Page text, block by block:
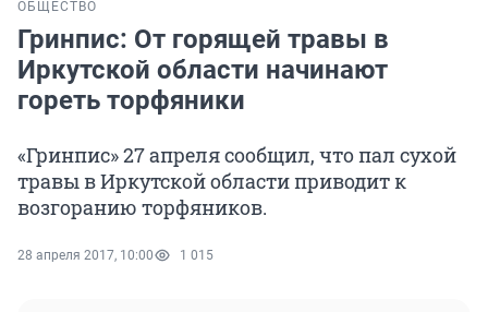
ОБЩЕСТВО
Гринпис: От горящей травы в
Иркутской области начинают
гореть торфяники
«Гринпис» 27 апреля сообщил, что пал cухой
травы в Иркутской области приводит к
возгоранию торфяников.
28 апреля 2017, 10:00 1 015